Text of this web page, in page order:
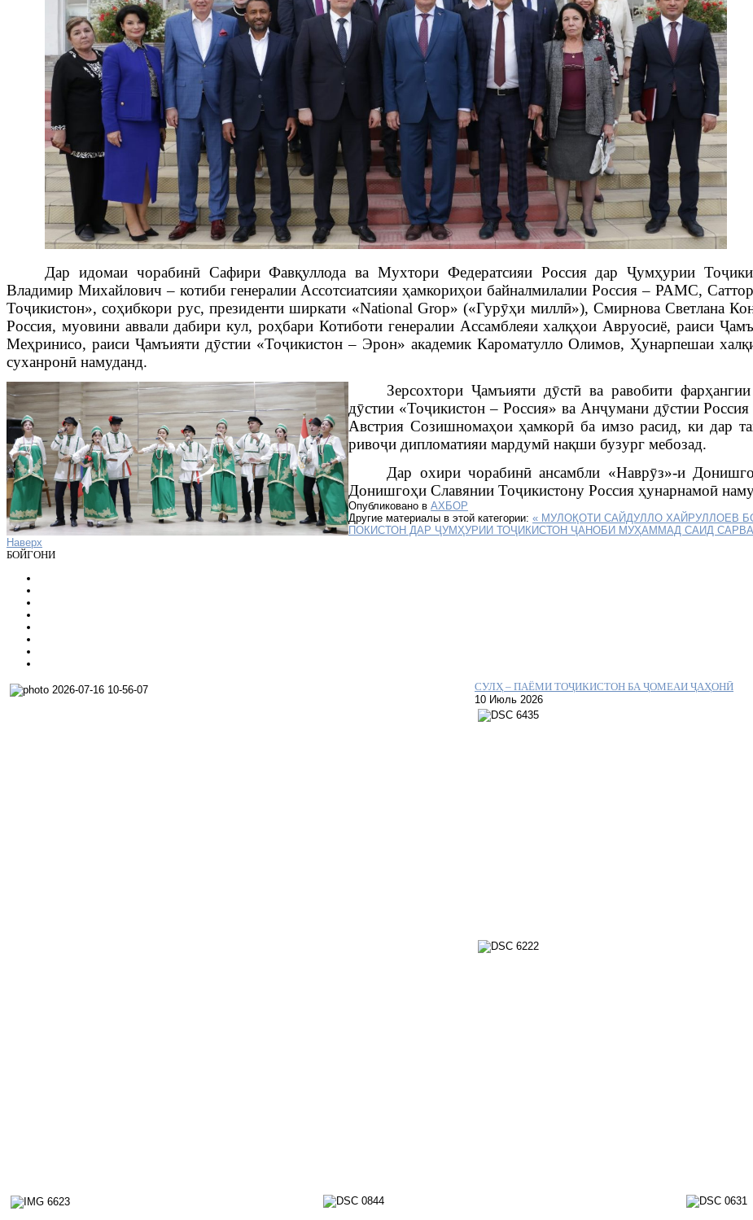
Дар идомаи чорабинӣ Сафири Фавқуллода ва Мухтори Федератсияи Россия дар Ҷумҳурии
Владимир Михайлович – котиби генералии Ассотсиатсияи ҳамкориҳои байналмилалии Россия – РАМС,
Тоҷикистон», соҳибкори рус, президенти ширкати «National Grop» («Гурӯҳи миллӣ»), Смирнова Светлана
Россия, муовини аввали дабири кул, роҳбари Котиботи генералии Ассамблеяи халқҳои Авруосиё, раиси
Меҳринисо, раиси Ҷамъияти дӯстии «Тоҷикистон – Эрон» академик Кароматулло Олимов, Ҳунарпешаи
суханронӣ намуданд.
ЗерсохториҶамъияти дӯстӣ ва равобити
дӯстии «Тоҷикистон – Россия» ва Анҷумани дӯстии
Австрия Созишномаҳои ҳамкорӣ ба имзо расид, ки дар
ривоҷи дипломатияи мардумӣ нақши бузург мебозад.
Дар охири чорабинӣ ансамбли «Наврӯз»-и
Донишгоҳи Славянии Тоҷикистону Россия ҳунарнамоӣ
Опубликовано в АХБОР
Другие материалы в этой категории: « МУЛОҚОТИ САЙДУЛЛО ХАЙРУЛЛОЕВ
ПОКИСТОН ДАР ҶУМҲУРИИ ТОҶИКИСТОН ҶАНОБИ МУҲАММАД САИД
Наверх
БОЙГОНИ
СУЛҲ – ПАЁМИ ТОҶИКИСТОН БА ҶОМЕАИ ҶАҲОНӢ
10 Июль 2026